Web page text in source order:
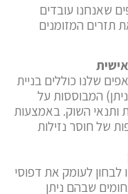
שאנחנו עובדים
תזרים המזומנים
שלנו כוללים בניית
המבוססות על
ותנאי השוק. באמצעות
של חוסר נזילות
לבחון לעומק את דפוסי
שבהם ניתן